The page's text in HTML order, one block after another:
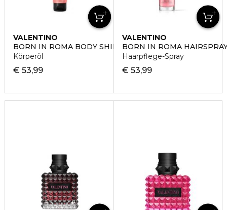
VALENTINO
BORN IN ROMA BODY SHIMMER
Körperöl
€ 53,99
VALENTINO
BORN IN ROMA
Haarpflege-Spray
€ 53,99